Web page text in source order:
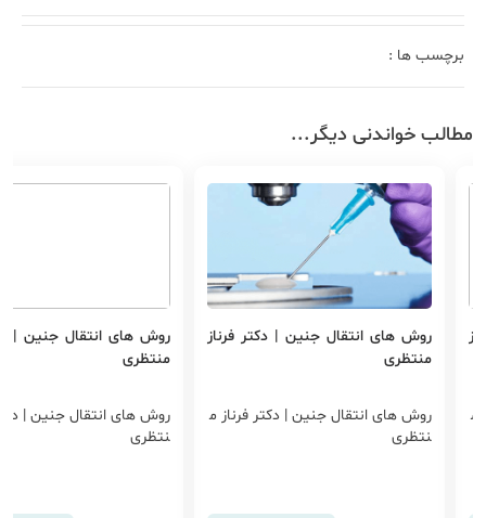
برچسب ها :
مطالب خواندنی دیگر...
م
روش های انتقال جنین | دکتر فرناز
منتظری
روش های انتقال جنین | دکتر فرناز م
نتظری
روش های انتقال جنین |
منتظری
روش های انتقال جنین |
نتظری